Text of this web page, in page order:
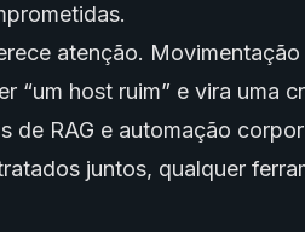
atenção.
“um host ruim” e vira uma
de RAG e automação
juntos, qualquer